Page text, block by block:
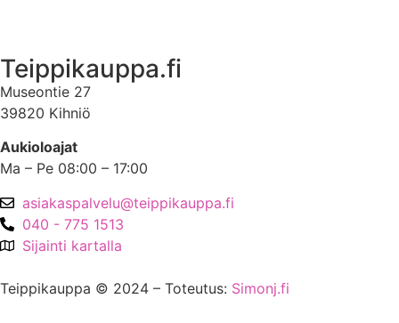
Teippikauppa.fi
Museontie 27
39820 Kihniö
Aukioloajat
Ma – Pe 08:00 – 17:00
asiakaspalvelu@teippikauppa.fi
040 - 775 1513
Sijainti kartalla
Teippikauppa © 2024 – Toteutus: Simonj.fi